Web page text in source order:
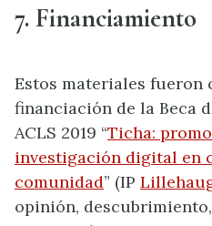
7. Financiamiento
Estos materiales fueron
financiación de la Beca
ACLS 2019 “Ticha:
investigación digital en
comunidad” (IP
opinión,